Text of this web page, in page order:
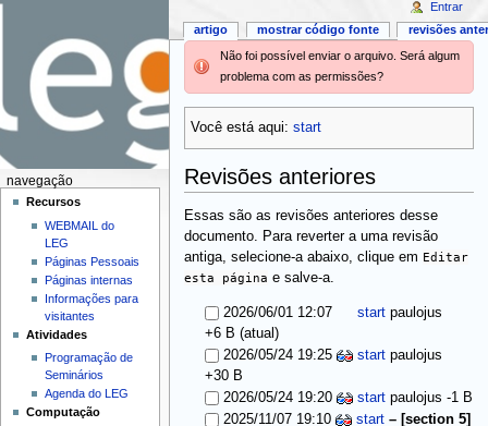
Não foi possível enviar o arquivo. Será algum
problema com as permissões?
Você está aqui: start
Revisões anteriores
Essas são as revisões anteriores desse
documento. Para reverter a uma revisão
antiga, selecione-a abaixo, clique em Editar
esta página e salve-a.
2026/06/01 12:07 start paulojus
+6 B (atual)
2026/05/24 19:25
start paulojus
+30 B
2026/05/24 19:20
start paulojus -1 B
2025/11/07 19:10
start – [section 5]
artigo mostrar código fonte revisões
Entrar
navegação
Recursos
WEBMAIL do
LEG
Páginas Pessoais
Páginas internas
Informações para
visitantes
Atividades
Programação de
Seminários
Agenda do LEG
Computação